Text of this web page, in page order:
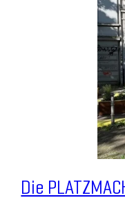
Die